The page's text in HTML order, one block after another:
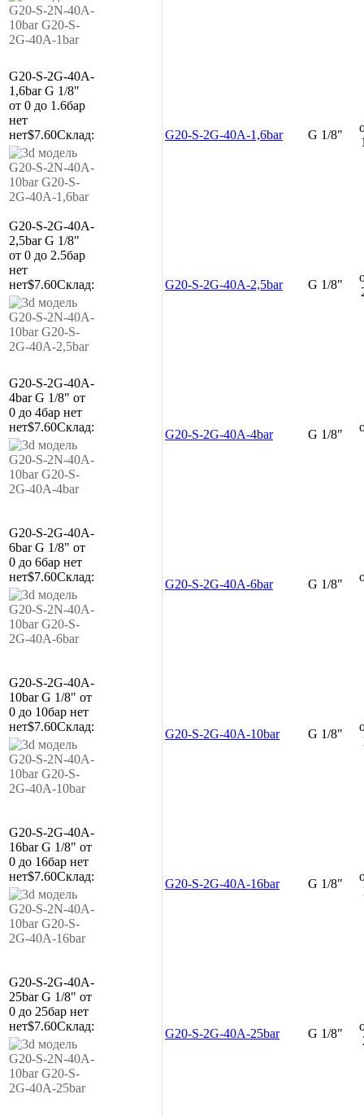
G20-S-2G-40A-
1,6barG 1/8"
от 0 до 1.6бар
нет
нет$7.60Склад: G20-S-2G-40A-1,6bar G 1/8"
G20-S-2G-40A-
2,5barG 1/8"
от 0 до 2.5бар
нет
нет$7.60Склад: G20-S-2G-40A-2,5bar G 1/8"
G20-S-2G-40A-
4barG 1/8" от
0 до 4бар нет
нет$7.60Склад:
G20-S-2G-40A-4bar G 1/8"
G20-S-2G-40A-
6barG 1/8" от
0 до 6бар нет
нет$7.60Склад:
G20-S-2G-40A-6bar G 1/8"
G20-S-2G-40A-
10barG 1/8" от
0 до 10бар нет
нет$7.60Склад:
G20-S-2G-40A-10bar G 1/8"
G20-S-2G-40A-
16barG 1/8" от
0 до 16бар нет
нет$7.60Склад:
G20-S-2G-40A-16bar G 1/8"
G20-S-2G-40A-
25barG 1/8" от
0 до 25бар нет
нет$7.60Склад:
G20-S-2G-40A-25bar G 1/8"